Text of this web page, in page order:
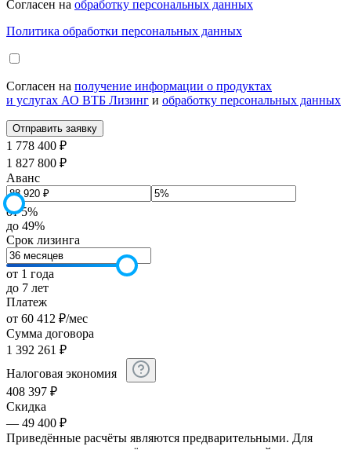
Согласен на обработку персональных данных
Политика обработки персональных данных
Согласен на получение информации о продуктах
и услугах АО ВТБ Лизинг и обработку персональных данных
1 778 400 ₽
1 827 800 ₽
Аванс
от 5%
до 49%
Срок лизинга
от 1 года
до 7 лет
Платеж
от 60 412 ₽/мес
Сумма договора
1 392 261 ₽
Налоговая экономия
408 397 ₽
Скидка
— 49 400 ₽
Приведённые расчёты являются предварительными. Для